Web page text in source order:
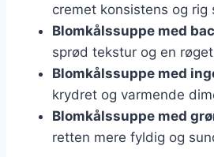
cremet konsistens og rig
Blomkålssuppe med
sprød tekstur og en
Blomkålssuppe med
krydret og varmende
Blomkålssuppe med
retten mere fyldig og